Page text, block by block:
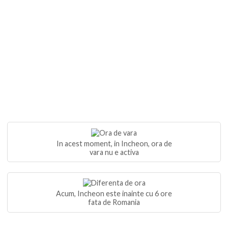
In acest moment, in Incheon, ora de
vara nu e activa
Acum, Incheon este inainte cu 6 ore
fata de Romania